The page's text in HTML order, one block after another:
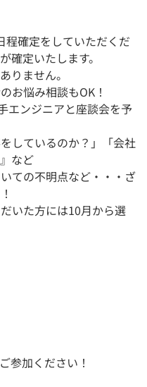
程確定をしていただくだ
確定いたします。
りません。
お悩み相談もOK！
エンジニアと座談会を予
しているのか？」「会社
など
ての不明点など・・・ざ
いた方には10月から選
参加ください！